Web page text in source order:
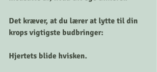
Det kræver, at du lærer at lytte til din
krops vigtigste budbringer:
Hjertets blide hvisken.